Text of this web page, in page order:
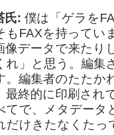
氏: 僕は「ゲラを
もFAXを持ってい
像データで来たり
れ」と思う。編集
。編集者のたたか
最終的に印刷され
てで、メタデータ
だけきたなくたっ